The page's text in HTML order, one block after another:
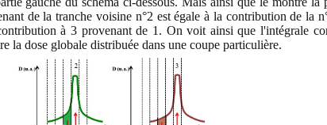
de la tranche voisine n°2 est égale à la contribution de la
à 3 provenant de 1. On voit ainsi que l'intégrale
dose globale distribuée dans une coupe particulière.